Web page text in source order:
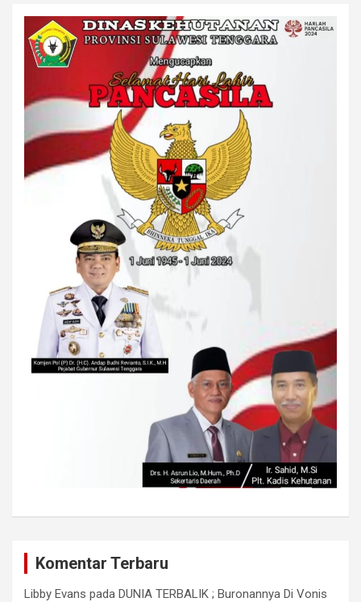
Komentar Terbaru
Libby Evans pada DUNIA TERBALIK ; Buronannya Di Vonis